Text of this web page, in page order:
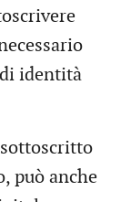
identità
sottoscritto
può anche